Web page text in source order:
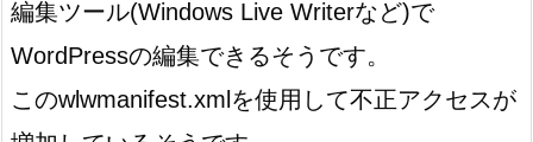
編集ツール(Windows Live Writerなど)で
WordPressの編集できるそうです。
このwlwmanifest.xmlを使用して不正アクセスが